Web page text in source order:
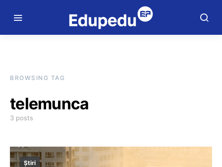
BROWSING TAG
telemunca
3 posts
Știri